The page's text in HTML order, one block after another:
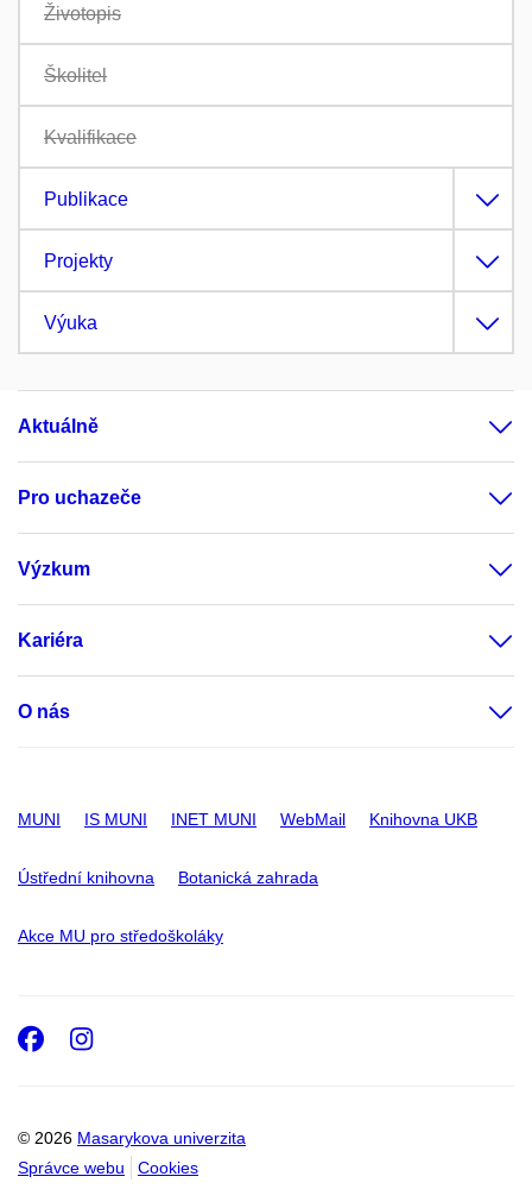
Životopis
Školitel
Kvalifikace
Publikace
Projekty
Výuka
Aktuálně
Pro uchazeče
Výzkum
Kariéra
O nás
MUNI IS MUNI INET MUNI WebMail Knihovna UKB
Ústřední knihovna Botanická zahrada
Akce MU pro středoškoláky
© 2026 Masarykova univerzita
Správce webu
Cookies
Facebook
Instagram